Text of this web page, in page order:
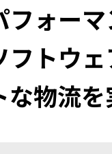
ォーマ
トウェ
物流を